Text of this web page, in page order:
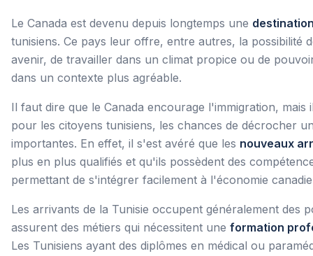
Le Canada est devenu depuis longtemps une
tunisiens. Ce pays leur offre, entre autres, la possibilité
avenir, de travailler dans un climat propice ou de
dans un contexte plus agréable.
Il faut dire que le Canada encourage l'immigration,
pour les citoyens tunisiens, les chances de décrocher
importantes. En effet, il s'est avéré que les nouveaux
plus en plus qualifiés et qu'ils possèdent des
permettant de s'intégrer facilement à l'économie
Les arrivants de la Tunisie occupent généralement des
assurent des métiers qui nécessitent une formation
Les Tunisiens ayant des diplômes en médical ou